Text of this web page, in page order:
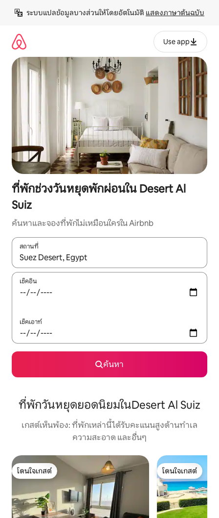
เนื้อหา
ระบบแปลข้อมูลบางส่วนให้โดยอัตโนมัติ แสดงภาษาต้นฉบับ
Use app
ที่พักช่วงวันหยุดพักผ่อนใน Desert Al
Suiz
ค้นหาและจองที่พักไม่เหมือนใครใน Airbnb
สถานที่
ใช้ลูกศรขึ้นลง หรือใช้การสัมผัสหรือปัด เพื่อสำรวจผลการค้นหา
เช็คอิน
เช็คเอาท์
ค้นหา
ที่พักวันหยุดยอดนิยมในDesert Al Suiz
เกสต์เห็นพ้อง: ที่พักเหล่านี้ได้รับคะแนนสูงด้านทำเล
ความสะอาด และอื่นๆ
โดนใจเกสต์
โดนใจเกสต์
โดนใจเกสต์
โดนใจเกสต์